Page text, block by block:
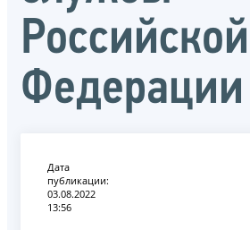
Российской
Федерации
Дата
публикации:
03.08.2022
13:56